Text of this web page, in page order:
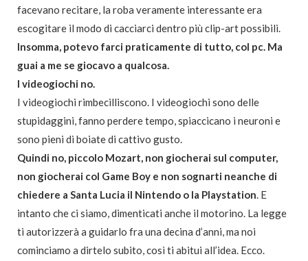
facevano recitare, la roba veramente interessante era
escogitare il modo di cacciarci dentro più clip-art possibili.
Insomma, potevo farci praticamente di tutto, col pc. Ma
guai a me se giocavo a qualcosa.
I videogiochi no.
I videogiochi rimbecilliscono. I videogiochi sono delle
stupidaggini, fanno perdere tempo, spiaccicano i neuroni e
sono pieni di boiate di cattivo gusto.
Quindi no, piccolo Mozart, non giocherai sul computer,
non giocherai col Game Boy e non sognarti neanche di
chiedere a Santa Lucia il Nintendo o la Playstation. E
intanto che ci siamo, dimenticati anche il motorino. La legge
ti autorizzerà a guidarlo fra una decina d’anni, ma noi
cominciamo a dirtelo subito, così ti abitui all’idea. Ecco.